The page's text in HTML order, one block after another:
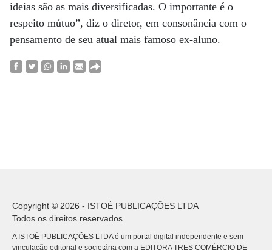
ideias são as mais diversificadas. O importante é o
respeito mútuo”, diz o diretor, em consonância com o
pensamento de seu atual mais famoso ex-aluno.
Copyright © 2026 - ISTOÉ PUBLICAÇÕES LTDA
Todos os direitos reservados.
A ISTOÉ PUBLICAÇÕES LTDA é um portal digital independente e sem
vinculação editorial e societária com a EDITORA TRES COMÉRCIO DE